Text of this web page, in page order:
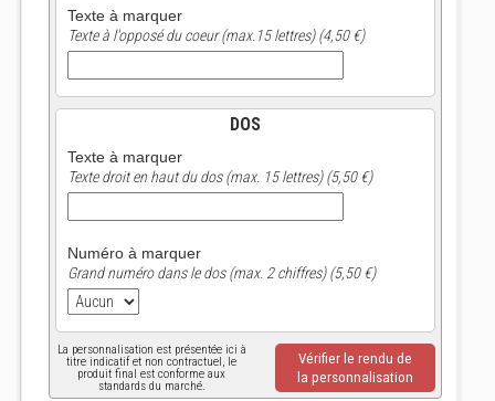
Texte à marquer
Texte à l'opposé du coeur (max.15 lettres) (4,50 €)
DOS
Texte à marquer
Texte droit en haut du dos (max. 15 lettres) (5,50 €)
Numéro à marquer
Grand numéro dans le dos (max. 2 chiffres) (5,50 €)
La personnalisation est présentée ici à
titre indicatif et non contractuel, le
produit final est conforme aux
standards du marché.
Vérifier le rendu de
la personnalisation